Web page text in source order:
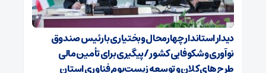
دیدار استاندار چهارمحال وبختیاری با رئیس صندوق
نوآوری وشکوفایی کشور /پیگیری برای تأمین مالی
طرح‌های کلان و توسعه زیست‌بوم فناوری استان